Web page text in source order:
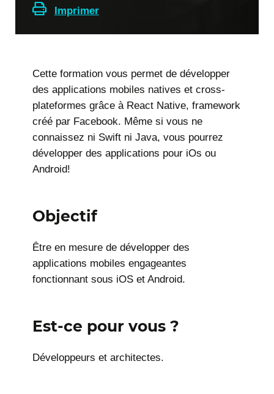
Imprimer
Cette formation vous permet de développer
des applications mobiles natives et cross-
plateformes grâce à React Native, framework
créé par Facebook. Même si vous ne
connaissez ni Swift ni Java, vous pourrez
développer des applications pour iOs ou
Android!
Objectif
Être en mesure de développer des
applications mobiles engageantes
fonctionnant sous iOS et Android.
Est-ce pour vous ?
Développeurs et architectes.